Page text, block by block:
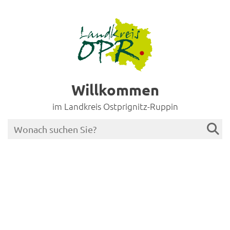
Willkommen
im Landkreis Ostprignitz-Ruppin